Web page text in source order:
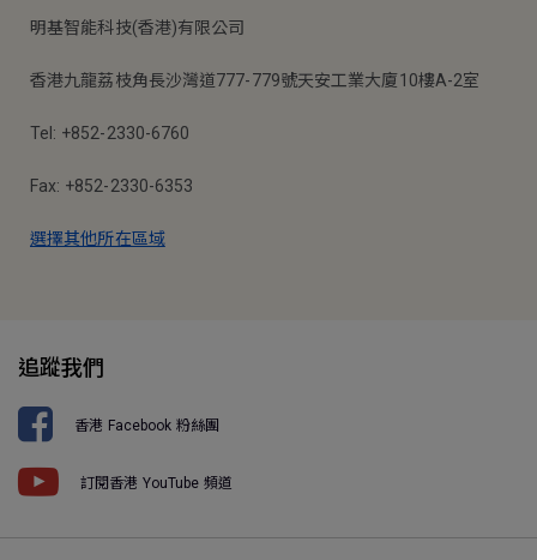
明基智能科技(香港)有限公司
香港九龍荔枝角長沙灣道777-779號天安工業大廈10樓A-2室
Tel: +852-2330-6760
Fax: +852-2330-6353
選擇其他所在區域
追蹤我們
香港 Facebook 粉絲團
訂閱香港 YouTube 頻道